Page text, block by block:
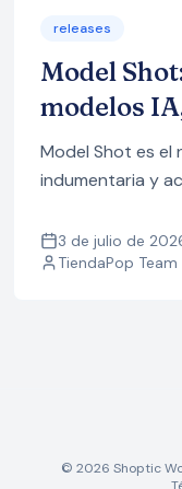
releases
Model
modelos
foto de
Model Shot es el
indumentaria y
imágenes de
fotográfico
3 de julio de
TiendaPop Team
© 2026 Shoptic